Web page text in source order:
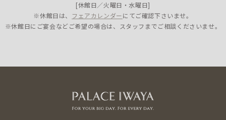
[休館日／火曜日・水曜日]
※休館日は、 フェアカレンダーにてご確認下さいませ。
※休館日にご宴会などご希望の場合は、スタッフまでご相談くださいませ。